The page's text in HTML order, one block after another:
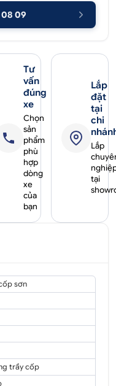
09
Tư
vấn
đúng
xe
Chọn
sản
phẩm
phù
hợp
dòng
xe
của
bạn
Lắp
đặt
tại
chi
Lắp
tại
sơn
trầy cốp